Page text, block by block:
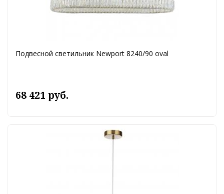
Подвесной светильник Newport 8240/90 oval
68 421 руб.